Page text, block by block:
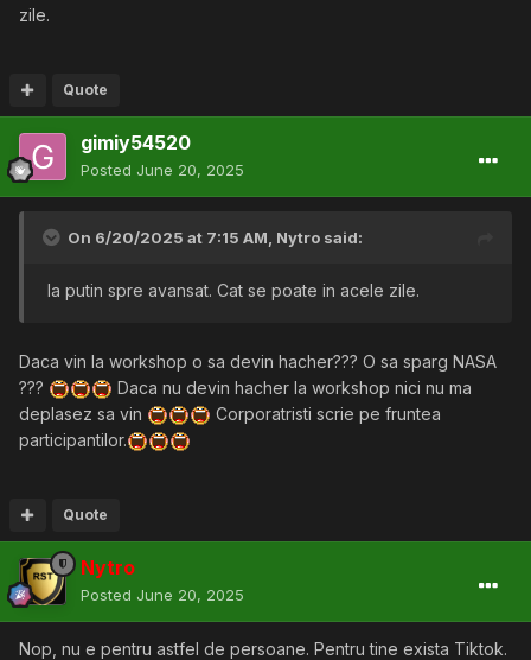
zile.
Quote
gimiy54520
Posted June 20, 2025
On 6/20/2025 at 7:15 AM, Nytro said:
la putin spre avansat. Cat se poate in acele zile.
Daca vin la workshop o sa devin hacher??? O sa sparg NASA
???
Daca nu devin hacher la workshop nici nu ma
deplasez sa vin
Corporatristi scrie pe fruntea
participantilor.
Quote
Nytro
Posted June 20, 2025
Nop, nu e pentru astfel de persoane. Pentru tine exista Tiktok.